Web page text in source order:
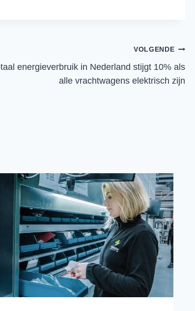
VOLGENDE
energieverbruik in Nederland stijgt 10% als
alle vrachtwagens elektrisch zijn